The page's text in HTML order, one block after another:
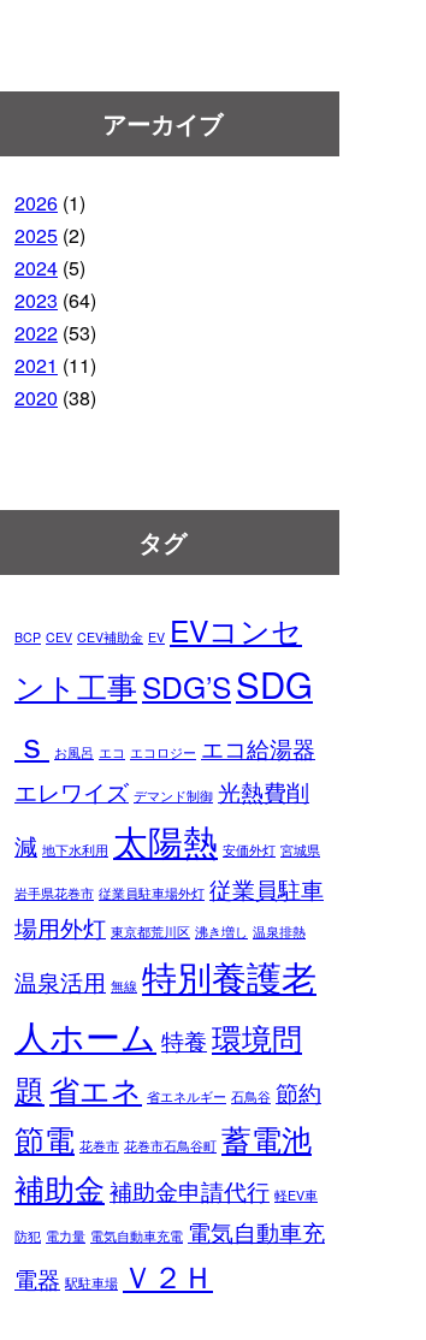
アーカイブ
2026 (1)
2025 (2)
2024 (5)
2023 (64)
2022 (53)
2021 (11)
2020 (38)
タグ
BCP CEV CEV補助金 EV EVコンセ
ント工事SDG’SSDG
ｓ
お風呂 エコ エコロジー エコ給湯器
エレワイズ デマンド制御 光熱費削
減 地下水利用 太陽熱 安価外灯 宮城県
岩手県花巻市 従業員駐車場外灯 従業員駐車
場用外灯 東京都荒川区 沸き増し 温泉排熱
温泉活用 無線 特別養護老
人ホーム 特養環境問
題 省エネ 省エネルギー 石鳥谷 節約
節電 花巻市 花巻市石鳥谷町 蓄電池
補助金補助金申請代行 軽EV車
防犯 電力量 電気自動車充電 電気自動車充
電器 駅駐車場 Ｖ２Ｈ